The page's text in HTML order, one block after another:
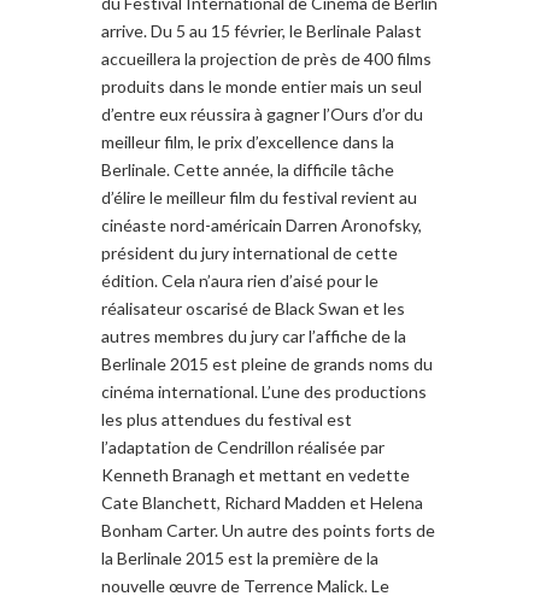
arrive. Du 5 au 15 février, le Berlinale Palast
accueillera la projection de près de 400 films
produits dans le monde entier mais un seul
d’entre eux réussira à gagner l’Ours d’or du
meilleur film, le prix d’excellence dans la
Berlinale. Cette année, la difficile tâche
d’élire le meilleur film du festival revient au
cinéaste nord-américain Darren Aronofsky,
président du jury international de cette
édition. Cela n’aura rien d’aisé pour le
réalisateur oscarisé de Black Swan et les
autres membres du jury car l’affiche de la
Berlinale 2015 est pleine de grands noms du
cinéma international. L’une des productions
les plus attendues du festival est
l’adaptation de Cendrillon réalisée par
Kenneth Branagh et mettant en vedette
Cate Blanchett, Richard Madden et Helena
Bonham Carter. Un autre des points forts de
la Berlinale 2015 est la première de la
nouvelle œuvre de Terrence Malick. Le